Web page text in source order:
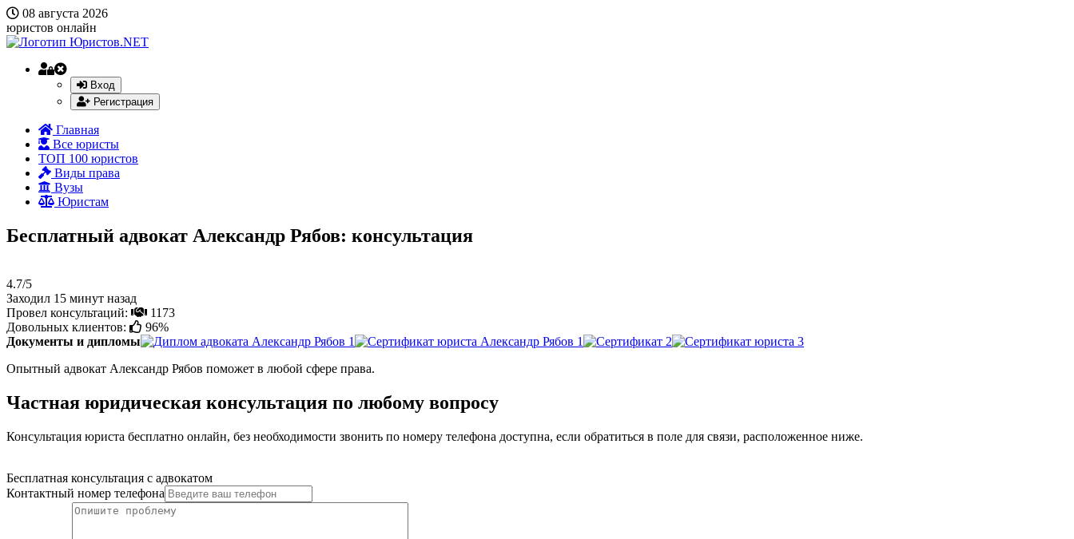
08 августа 2026
юристов онлайн
Вход
Регистрация
Главная
Все юристы
ТОП 100 юристов
Виды права
Вузы
Юристам
Бесплатный адвокат Александр Рябов: консультация
4.7/5
Заходил 15 минут назад
Провел консультаций:
1173
Довольных клиентов:
96%
Документы и дипломы
Опытный адвокат Александр Рябов поможет в любой сфере права.
Частная юридическая консультация по любому вопросу
Консультация юриста бесплатно онлайн, без необходимости звонить по номеру телефона доступна, если обратиться в поле для связи, расположенное ниже.
Бесплатная консультация с адвокатом
Контактный номер телефона